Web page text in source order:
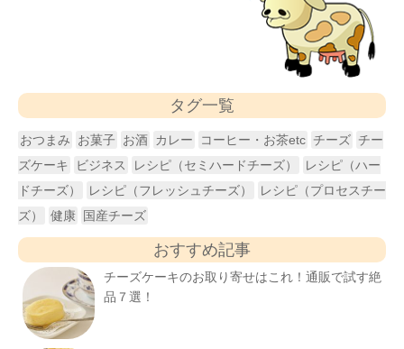
タグ一覧
おつまみ お菓子 お酒 カレー コーヒー・お茶etc チーズ チー
ズケーキ
ビジネス レシピ（セミハードチーズ）
レシピ（ハー
ドチーズ）
レシピ（フレッシュチーズ）
レシピ（プロセスチー
ズ）
健康 国産チーズ
おすすめ記事
チーズケーキのお取り寄せはこれ！通販で試す絶
品７選！